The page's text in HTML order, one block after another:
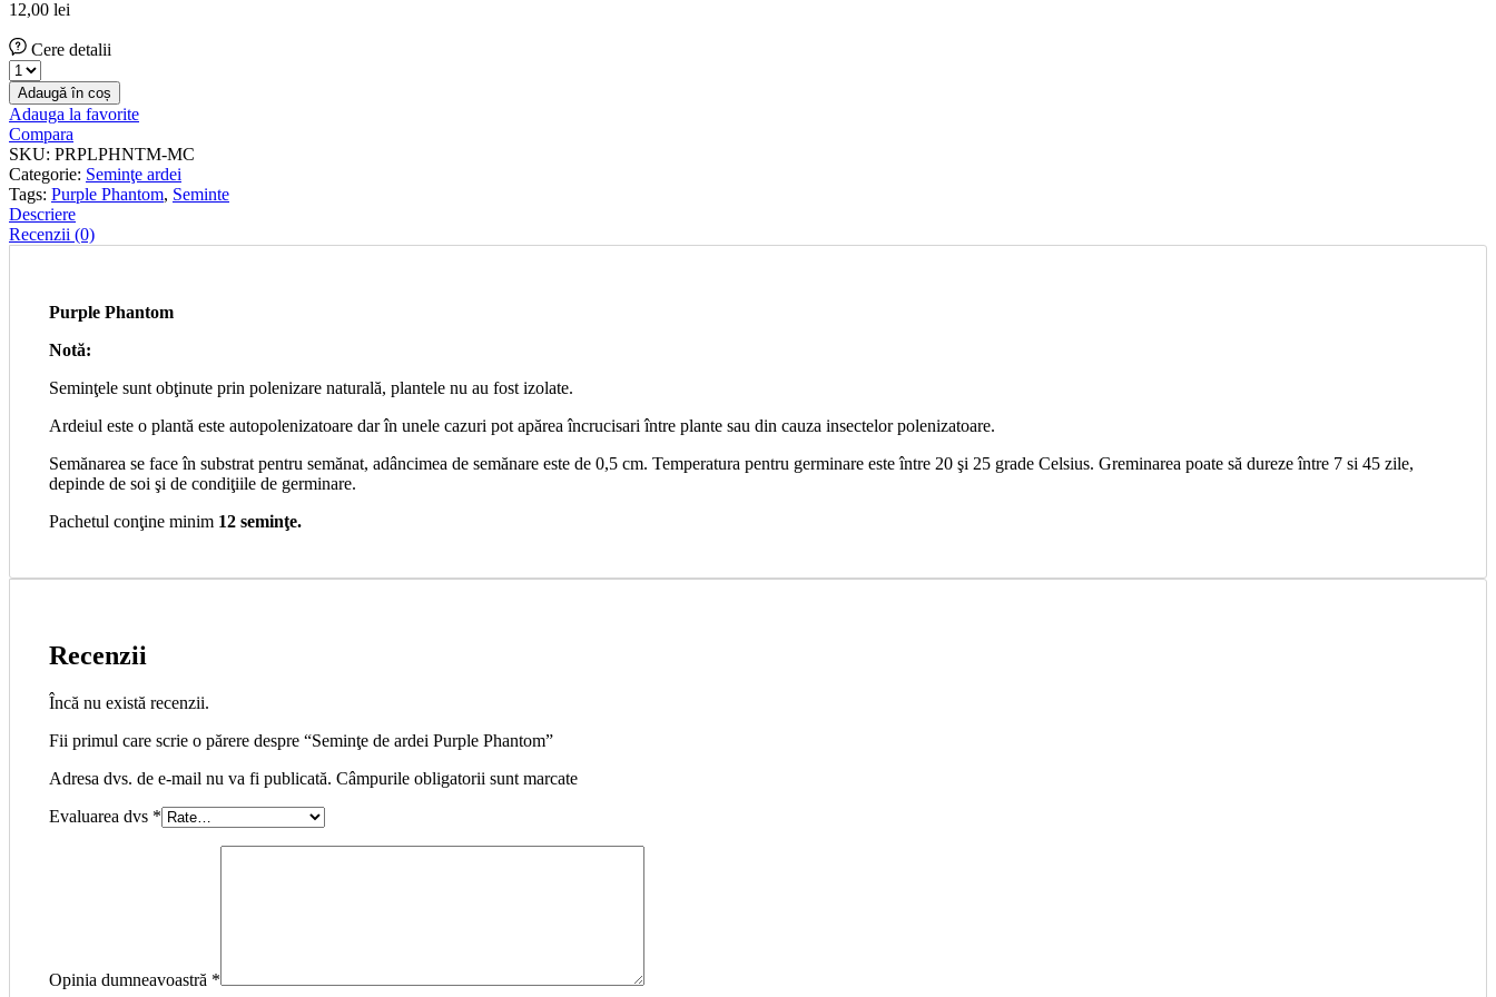
12,00 lei
Cere detalii
Seminţe
de
ardei
Purple
Phantom
cantitate
Adaugă în coș
Adauga la favorite
Compara
SKU: PRPLPHNTM-MC
Categorie: Seminţe ardei
Tags: Purple Phantom, Seminte
Descriere
Recenzii (0)
Purple Phantom
Notă:
Seminţele sunt obţinute prin polenizare naturală, plantele nu au fost izolate.
Ardeiul este o plantă este autopolenizatoare dar în unele cazuri pot apărea încrucisari între plante sau din cauza insectelor polenizatoare.
Semănarea se face în substrat pentru semănat, adâncimea de semănare este de 0,5 cm. Temperatura pentru germinare este între 20 şi 25 grade Celsius. Greminarea poate să dureze între 7 si 45 zile,
depinde de soi şi de condiţiile de germinare.
Pachetul conţine minim 12 seminţe.
Recenzii
Încă nu există recenzii.
Fii primul care scrie o părere despre “Seminţe de ardei Purple Phantom”
Adresa dvs. de e-mail nu va fi publicată. Câmpurile obligatorii sunt marcate
Evaluarea dvs *
Opinia dumneavoastră *